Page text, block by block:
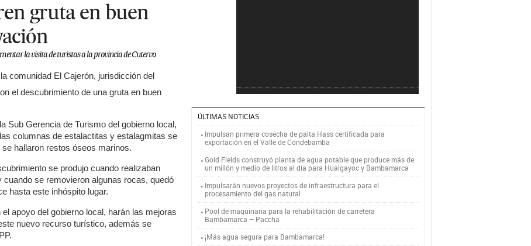
gruta en buen
la visita de turistas a la provincia de Cutervo
comunidad El Cajerón, jurisdicción del
el descubrimiento de una gruta en buen
Sub Gerencia de Turismo del gobierno local,
columnas de estalactitas y estalagmitas se
hallaron restos óseos marinos.
se produjo cuando realizaban
se removieron algunas rocas, quedó
hasta este inhóspito lugar.
apoyo del gobierno local, harán las mejoras
nuevo recurso turístico, además se
ÚLTIMAS NOTICIAS
Impulsan primera cosecha de palta Hass certificada para
exportación en el Valle de Condebamba
Gold Fields construyó planta de agua potable que produce más de
un millón y medio de litros al día para Hualgayoc y Bambamarca
Impulsarán nuevos proyectos de infraestructura para el
procesamiento del gas natural
Pool de maquinaria para la rehabilitación de carretera
Bambamarca – Paccha
¡Más agua segura para Bambamarca!